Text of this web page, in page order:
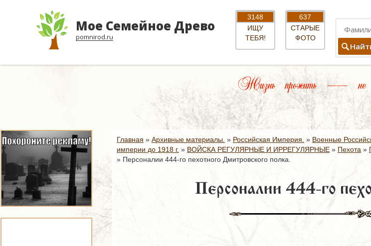
Мое Семейное Древо
pomnirod.ru
3148
ИЩУ
ТЕБЯ!
637
СТАРЫЕ
ФОТО
Жизнь прожить — не
Главная » Архивные материалы. » Российская Империя. » Военные
империи до 1918 г. » ВОЙСКА РЕГУЛЯРНЫЕ И ИРРЕГУЛЯРНЫЕ » Пехота »
» Персоналии 444-го пехотного Дмитровского полка.
Персоналии 444-го